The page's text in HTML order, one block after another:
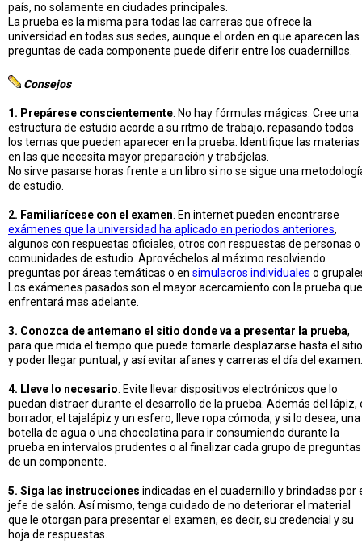
país, no solamente en ciudades principales.
La prueba es la misma para todas las carreras que ofrece la
universidad en todas sus sedes, aunque el orden en que aparecen las
preguntas de cada componente puede diferir entre los cuadernillos.
Consejos
1. Prepárese conscientemente . No hay fórmulas mágicas. Cree una
estructura de estudio acorde a su ritmo de trabajo, repasando todos
los temas que pueden aparecer en la prueba. Identifique las materias
en las que necesita mayor preparación y trabájelas.
No sirve pasarse horas frente a un libro si no se sigue una
de estudio.
2. Familiarícese con el examen . En internet pueden encontrarse
exámenes que la universidad ha aplicado en periodos anteriores,
algunos con respuestas oficiales, otros con respuestas de personas o
comunidades de estudio. Aprovéchelos al máximo resolviendo
preguntas por áreas temáticas o en simulacros individuales o
Los exámenes pasados son el mayor acercamiento con la prueba que
enfrentará mas adelante.
3. Conozca de antemano el sitio donde va a presentar la prueba,
para que mida el tiempo que puede tomarle desplazarse hasta el sitio
y poder llegar puntual, y así evitar afanes y carreras el día del examen.
4. Lleve lo necesario . Evite llevar dispositivos electrónicos que lo
puedan distraer durante el desarrollo de la prueba. Además del lápiz,
borrador, el tajalápiz y un esfero, lleve ropa cómoda, y si lo desea, una
botella de agua o una chocolatina para ir consumiendo durante la
prueba en intervalos prudentes o al finalizar cada grupo de preguntas
de un componente.
5. Siga las instrucciones indicadas en el cuadernillo y brindadas por
jefe de salón. Así mismo, tenga cuidado de no deteriorar el material
que le otorgan para presentar el examen, es decir, su credencial y su
hoja de respuestas.